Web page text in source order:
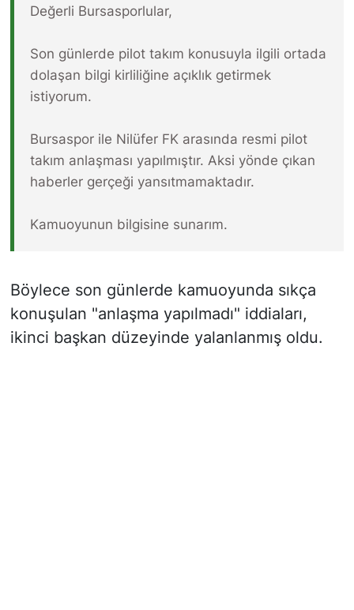
Değerli Bursasporlular,
Son günlerde pilot takım konusuyla ilgili ortada
dolaşan bilgi kirliliğine açıklık getirmek
istiyorum.
Bursaspor ile Nilüfer FK arasında resmi pilot
takım anlaşması yapılmıştır. Aksi yönde çıkan
haberler gerçeği yansıtmamaktadır.
Kamuoyunun bilgisine sunarım.
Böylece son günlerde kamuoyunda sıkça
konuşulan "anlaşma yapılmadı" iddiaları,
ikinci başkan düzeyinde yalanlanmış oldu.